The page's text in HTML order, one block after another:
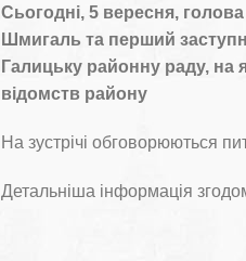
Сьогодні, 5 вересня,
Шмигаль та перший
Галицьку районну раду, на
відомств району
На зустрічі обговорюються
Детальніша інформація